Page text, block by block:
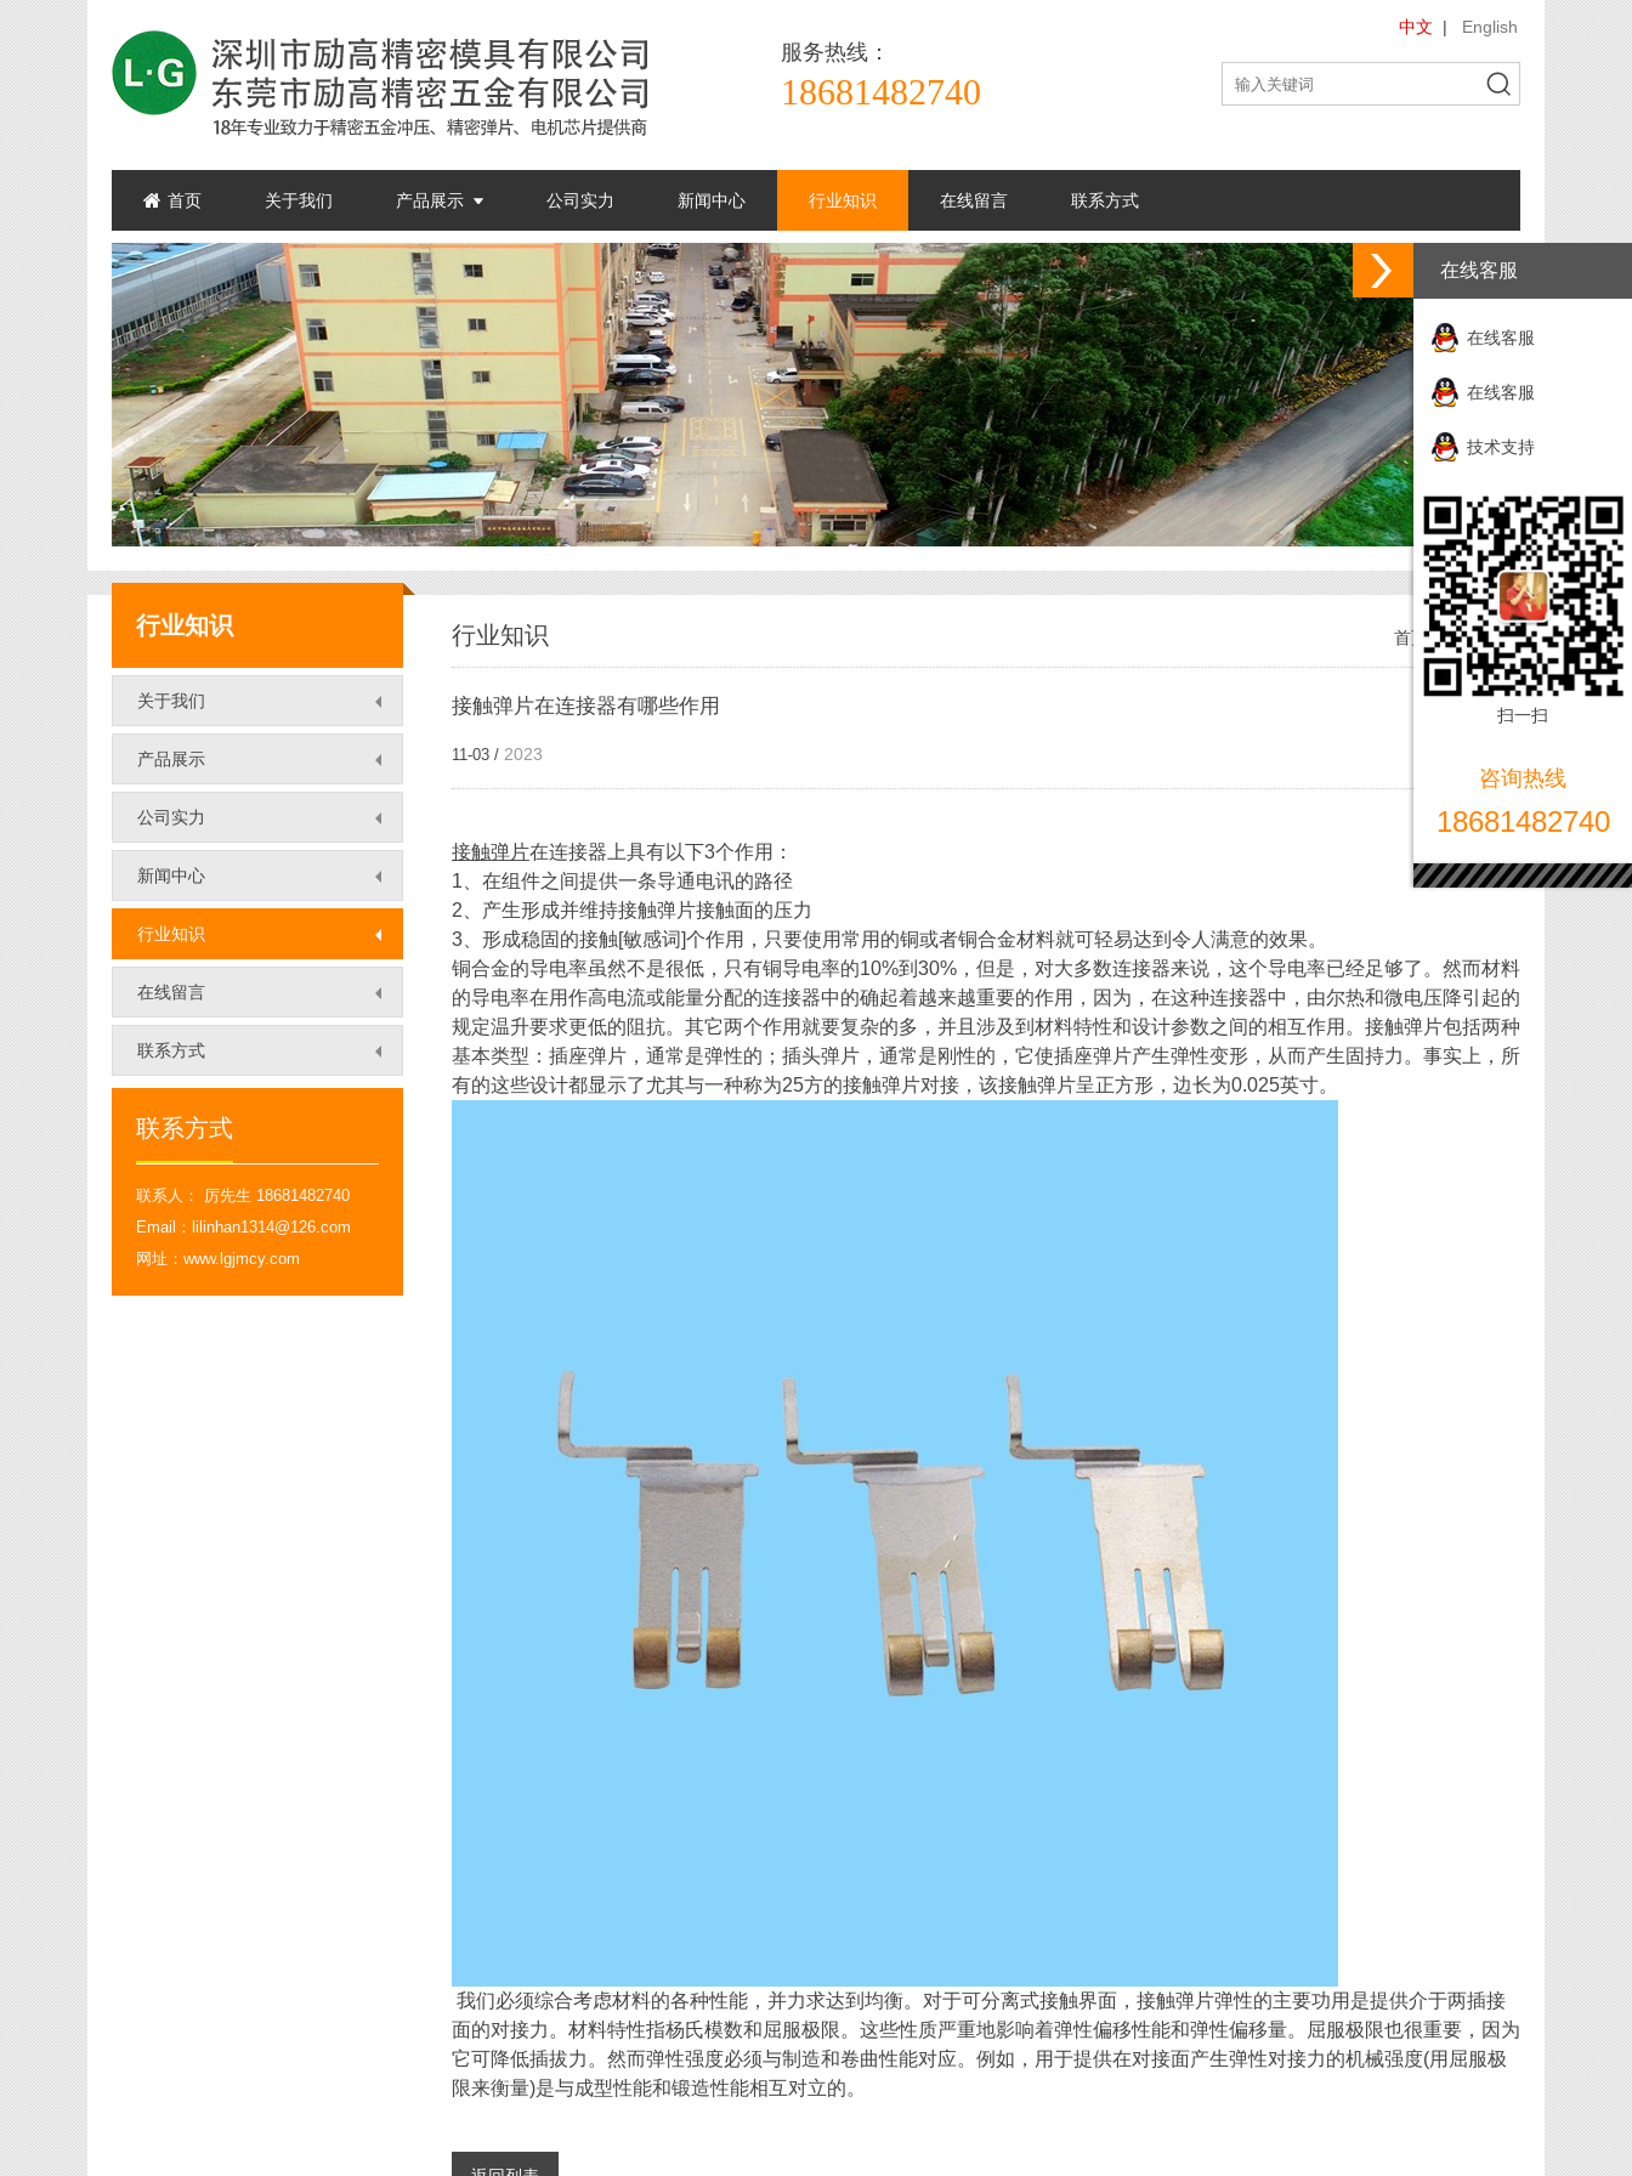
在线客服
在线客服
在线客服
技术支持
扫一扫
咨询热线
18681482740
服务热线：
18681482740
中文 | English
首页 关于我们 产品展示
精密五金
接触弹片
精密模具
精密拉伸
电机芯片
新能源五金件
端子五金件
汽车零件
公司实力 新闻中心 行业知识 在线留言 联系方式
行业知识
关于我们
产品展示
公司实力
新闻中心
行业知识
在线留言
联系方式
联系方式
联系人： 厉先生 18681482740
Email：lilinhan1314@126.com
网址：www.lgjmcy.com
行业知识 首页 行业知识
接触弹片​在连接器有哪些作用
11-03 / 2023
接触弹片在连接器上具有以下3个作用：
1、在组件之间提供一条导通电讯的路径
2、产生形成并维持接触弹片接触面的压力
3、形成稳固的接触[敏感词]个作用，只要使用常用的铜或者铜合金材料就可轻易达到令人满意的效果。
铜合金的导电率虽然不是很低，只有铜导电率的10%到30%，但是，对大多数连接器来说，这个导电率已经足够了。然而材料
的导电率在用作高电流或能量分配的连接器中的确起着越来越重要的作用，因为，在这种连接器中，由尔热和微电压降引起的
规定温升要求更低的阻抗。其它两个作用就要复杂的多，并且涉及到材料特性和设计参数之间的相互作用。接触弹片包括两种
基本类型：插座弹片，通常是弹性的；插头弹片，通常是刚性的，它使插座弹片产生弹性变形，从而产生固持力。事实上，所
有的这些设计都显示了尤其与一种称为25方的接触弹片对接，该接触弹片呈正方形，边长为0.025英寸。
我们必须综合考虑材料的各种性能，并力求达到均衡。对于可分离式接触界面，接触弹片弹性的主要功用是提供介于两插接
面的对接力。材料特性指杨氏模数和屈服极限。这些性质严重地影响着弹性偏移性能和弹性偏移量。屈服极限也很重要，因为
它可降低插拔力。然而弹性强度必须与制造和卷曲性能对应。例如，用于提供在对接面产生弹性对接力的机械强度(用屈服极
限来衡量)是与成型性能和锻造性能相互对立的。